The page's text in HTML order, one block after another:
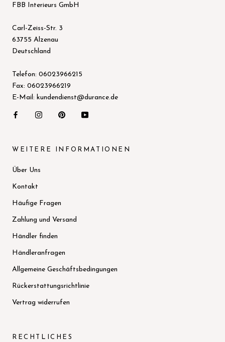
FBB Interieurs GmbH
Carl-Zeiss-Str. 3
63755 Alzenau
Deutschland
Telefon: 06023966215
Fax: 06023966219
E-Mail: kundendienst@durance.de
WEITERE INFORMATIONEN
Über Uns
Kontakt
Häufige Fragen
Zahlung und Versand
Händler finden
Händleranfragen
Allgemeine Geschäftsbedingungen
Rückerstattungsrichtlinie
Vertrag widerrufen
RECHTLICHES